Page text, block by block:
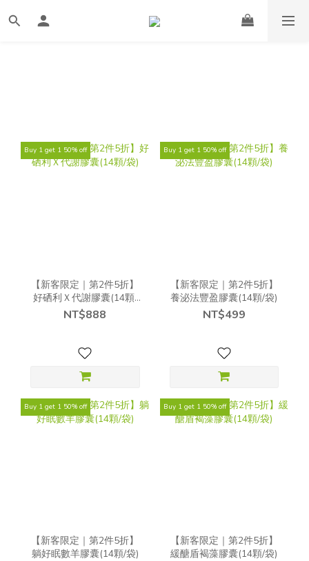
Buy 1 get 1 50% off
【新客限定｜第2件5折】
好硒利Ｘ代謝膠囊(14顆/
袋)
NT$888
Buy 1 get 1 50% off
【新客限定｜第2件5折】
養泌法豐盈膠囊(14顆/袋)
NT$499
Buy 1 get 1 50% off
【新客限定｜第2件5折】
躺好眠數羊膠囊(14顆/袋)
Buy 1 get 1 50% off
【新客限定｜第2件5折】
緩醣盾褐藻膠囊(14顆/袋)